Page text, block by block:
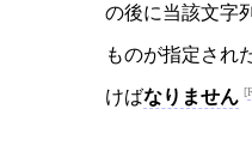
の後に当該文字
ものが指定され
けばなりません